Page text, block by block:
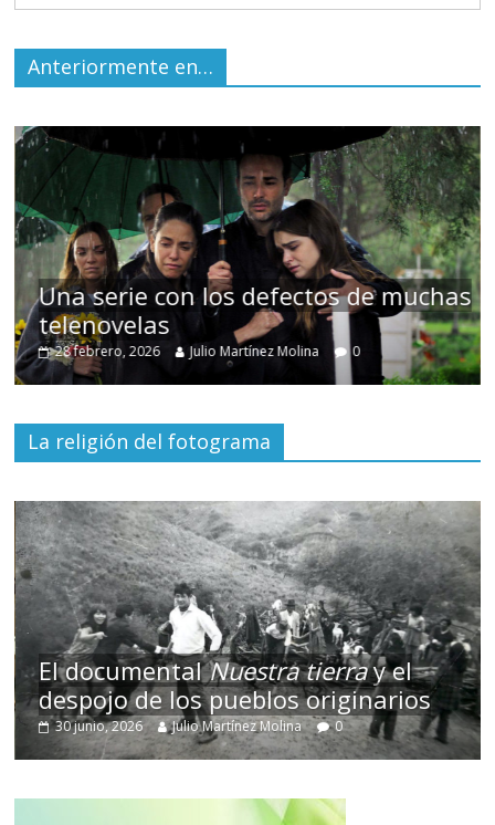
Anteriormente en…
Cuento de hadas interclasista en la
alta burguesía mexicana
30 diciembre, 2025 Julio Martínez Molina 0
La religión del fotograma
El documentalNuestra tierray el
despojo de los pueblos originarios
30 junio, 2026 Julio Martínez Molina 0